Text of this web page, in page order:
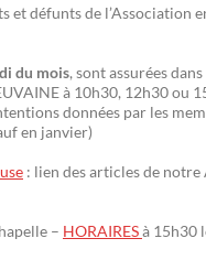
et défunts de l’Association
du mois, sont assurées
à 10h30, 12h30 ou
données par les
en janvier)
: lien des articles de
– HORAIRESà 15h30